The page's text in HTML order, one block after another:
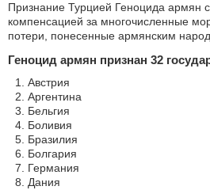
Признание Турцией Геноцида армян
компенсацией за многочисленные
потери, понесенные армянским
Геноцид армян признан 32
Австрия
Аргентина
Бельгия
Боливия
Бразилия
Болгария
Германия
Дания